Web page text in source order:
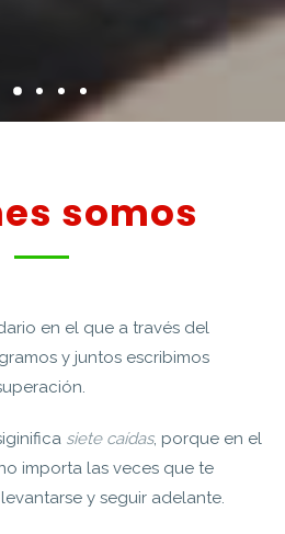
5
somos
en el que a través del
y juntos escribimos
siete caídas, porque en el
importa las veces que te
y seguir adelante.